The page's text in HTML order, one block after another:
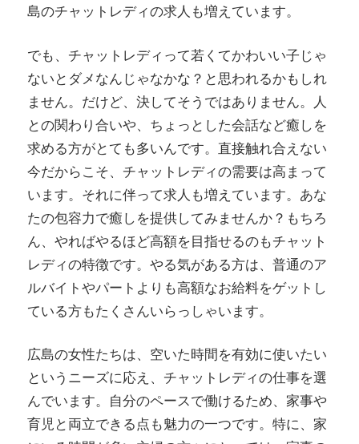
島のチャットレディの求人も増えています。
でも、チャットレディって若くてかわいい子じゃ
ないとダメなんじゃなかな？と思われるかもしれ
ません。だけど、決してそうではありません。人
との関わり合いや、ちょっとした会話など癒しを
求める方がとても多いんです。直接触れ合えない
今だからこそ、チャットレディの需要は高まって
います。それに伴って求人も増えています。あな
たの包容力で癒しを提供してみませんか？もちろ
ん、やればやるほど高額を目指せるのもチャット
レディの特徴です。やる気がある方は、普通のア
ルバイトやパートよりも高額なお給料をゲットし
ている方もたくさんいらっしゃいます。
広島の女性たちは、空いた時間を有効に使いたい
というニーズに応え、チャットレディの仕事を選
んでいます。自分のペースで働けるため、家事や
育児と両立できる点も魅力の一つです。特に、家